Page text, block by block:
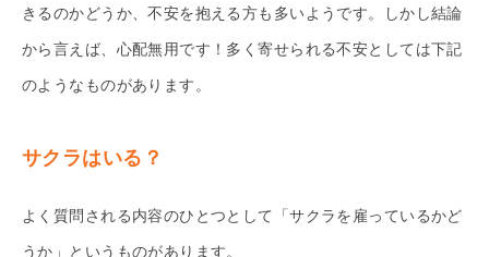
きるのかどうか、不安を抱える方も多いようです。しかし結論
から言えば、心配無用です！多く寄せられる不安としては下記
のようなものがあります。
サクラはいる？
よく質問される内容のひとつとして「サクラを雇っているかど
うか」というものがあります。